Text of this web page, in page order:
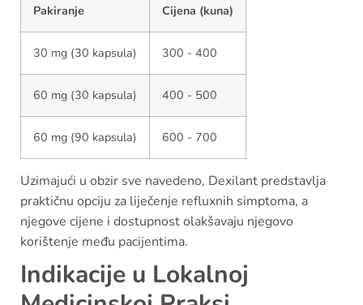
Pakiranje Cijena (kuna)
30 mg (30 kapsula) 300 - 400
60 mg (30 kapsula) 400 - 500
60 mg (90 kapsula) 600 - 700
Uzimajući u obzir sve navedeno, Dexilant predstavlja
praktičnu opciju za liječenje refluxnih simptoma, a
njegove cijene i dostupnost olakšavaju njegovo
korištenje među pacijentima.
Indikacije u Lokalnoj